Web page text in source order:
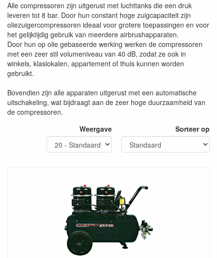
Alle compressoren zijn uitgerust met luchttanks die een druk
leveren tot 8 bar. Door hun constant hoge zuigcapaciteit zijn
oliezuigercompressoren ideaal voor grotere toepassingen en voor
het gelijktijdig gebruik van meerdere airbrushapparaten.
Door hun op olie gebaseerde werking werken de compressoren
met een zeer stil volumeniveau van 40 dB, zodat ze ook in
winkels, klaslokalen, appartement of thuis kunnen worden
gebruikt.
Bovendien zijn alle apparaten uitgerust met een automatische
uitschakeling, wat bijdraagt aan de zeer hoge duurzaamheid van
de compressoren.
Weergave
Sorteer op